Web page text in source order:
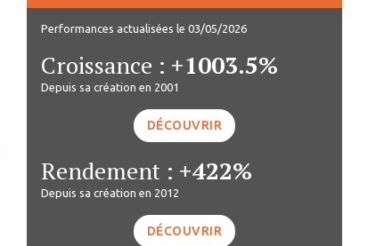
Performances actualisées le 03/05/2026
Croissance : +1003.5%
Depuis sa création en 2001
DÉCOUVRIR
Rendement : +422%
Depuis sa création en 2012
DÉCOUVRIR